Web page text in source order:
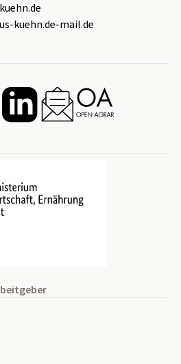
kuehn.de-mail.de